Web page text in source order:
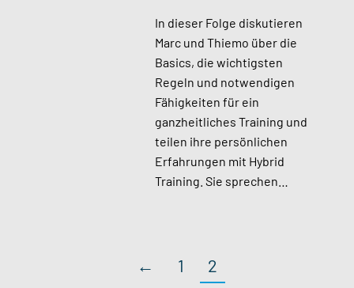
In dieser Folge diskutieren
Marc und Thiemo über die
Basics, die wichtigsten
Regeln und notwendigen
Fähigkeiten für ein
ganzheitliches Training und
teilen ihre persönlichen
Erfahrungen mit Hybrid
Training. Sie sprechen…
← 1 2